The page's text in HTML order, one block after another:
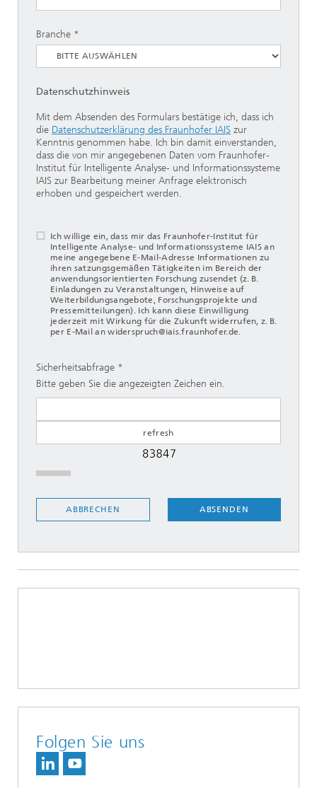
Branche
Datenschutzhinweis
Mit dem Absenden des Formulars bestätige ich, dass ich
die Datenschutzerklärung des Fraunhofer IAIS zur
Kenntnis genommen habe. Ich bin damit einverstanden,
dass die von mir angegebenen Daten vom Fraunhofer-
Institut für Intelligente Analyse- und Informationssysteme
IAIS zur Bearbeitung meiner Anfrage elektronisch
erhoben und gespeichert werden.
Ich willige ein, dass mir das Fraunhofer-Institut für
Intelligente Analyse- und Informationssysteme IAIS an
meine angegebene E-Mail-Adresse Informationen zu
ihren satzungsgemäßen Tätigkeiten im Bereich der
anwendungsorientierten Forschung zusendet (z. B.
Einladungen zu Veranstaltungen, Hinweise auf
Weiterbildungsangebote, Forschungsprojekte und
Pressemitteilungen). Ich kann diese Einwilligung
jederzeit mit Wirkung für die Zukunft widerrufen, z. B.
per E-Mail an widerspruch@iais.fraunhofer.de.
Sicherheitsabfrage
Bitte geben Sie die angezeigten Zeichen ein.
ABSENDEN
ABBRECHEN
Folgen Sie uns